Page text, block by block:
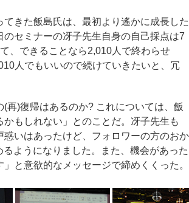
きた飯島氏は、最初より遙かに成長した
のセミナーの冴子先生自身の自己採点は7
、できることなら2,010人で終わらせ
人でもいいので続けていきたいと、冗
再)復帰はあるのか? これについては、飯
かもしれない」とのことだ。冴子先生も
惑いはあったけど、フォロワーの方のおか
るようになりました。また、機会があった
と意欲的なメッセージで締めくくった。